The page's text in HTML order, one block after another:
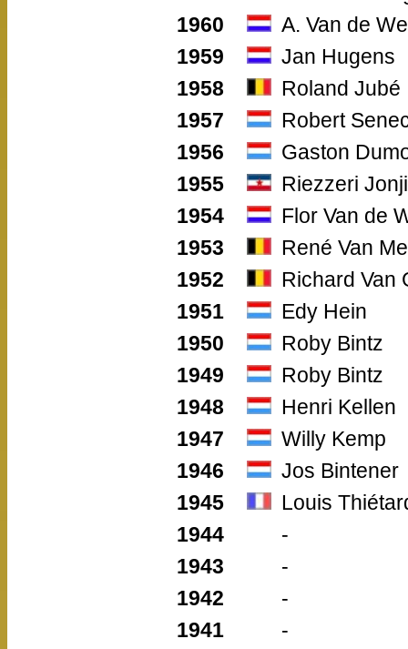
1960
A. Van de
1959
Jan Hugens
1958
Roland Jubé
1957
Robert
1956
Gaston
1955
Riezzeri
1954
Flor Van de
1953
René Van
1952
Richard Van
1951
Edy Hein
1950
Roby Bintz
1949
Roby Bintz
1948
Henri Kellen
1947
Willy Kemp
1946
Jos Bintener
1945
Louis
1944
-
1943
-
1942
-
1941
-